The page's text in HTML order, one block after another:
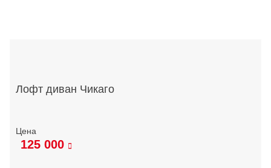
Лофт диван Чикаго
125 000